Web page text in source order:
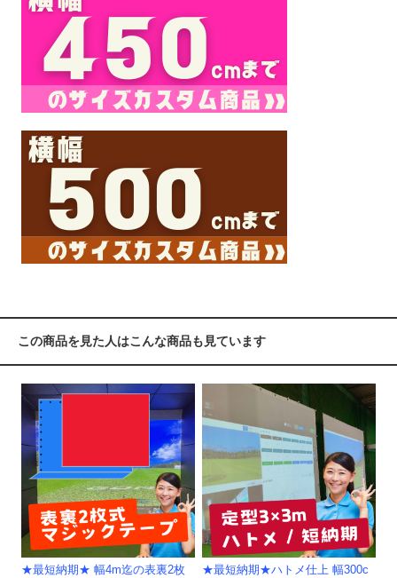
この商品を見た人はこんな商品も見ています
★最短納期★ 幅4m迄の表裏2枚
★最短納期★ハトメ仕上 幅300c